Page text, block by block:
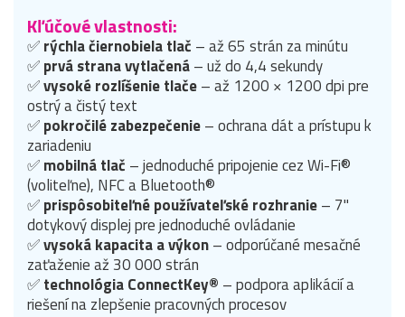
Kľúčové vlastnosti:
✅rýchla čiernobiela tlač – až 65 strán za minútu
✅prvá strana vytlačená– už do 4,4 sekundy
✅vysoké rozlíšenie tlače– až 1200 × 1200 dpi pre
ostrý a čistý text
✅pokročilé zabezpečenie– ochrana dát a prístupu k
zariadeniu
✅mobilná tlač – jednoduché pripojenie cez Wi-Fi®
(voliteľne), NFC a Bluetooth®
✅prispôsobiteľné používateľské rozhranie– 7"
dotykový displej pre jednoduché ovládanie
✅vysoká kapacita a výkon– odporúčané mesačné
zaťaženie až 30 000 strán
✅technológia ConnectKey® – podpora aplikácií a
riešení na zlepšenie pracovných procesov